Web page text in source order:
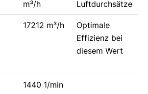
m³/h
Luftdurchsätze
17212 m³/h
Optimale
Effizienz bei
diesem Wert
1440 1/min